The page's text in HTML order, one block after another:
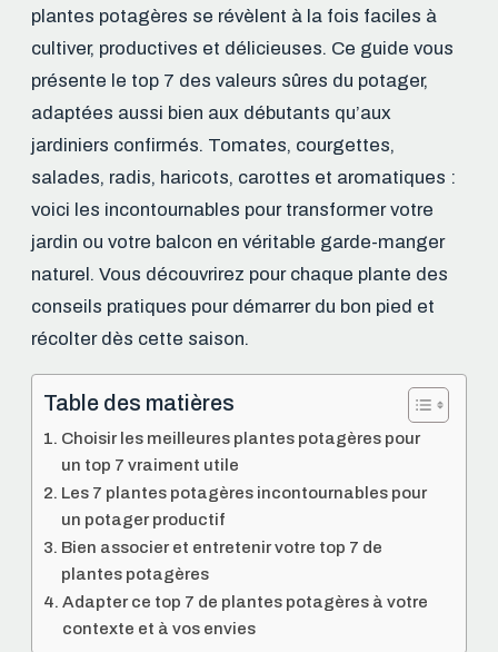
plantes potagères se révèlent à la fois faciles à
cultiver, productives et délicieuses. Ce guide vous
présente le top 7 des valeurs sûres du potager,
adaptées aussi bien aux débutants qu’aux
jardiniers confirmés. Tomates, courgettes,
salades, radis, haricots, carottes et aromatiques :
voici les incontournables pour transformer votre
jardin ou votre balcon en véritable garde-manger
naturel. Vous découvrirez pour chaque plante des
conseils pratiques pour démarrer du bon pied et
récolter dès cette saison.
Table des matières
Choisir les meilleures plantes potagères pour
un top 7 vraiment utile
Les 7 plantes potagères incontournables pour
un potager productif
Bien associer et entretenir votre top 7 de
plantes potagères
Adapter ce top 7 de plantes potagères à votre
contexte et à vos envies